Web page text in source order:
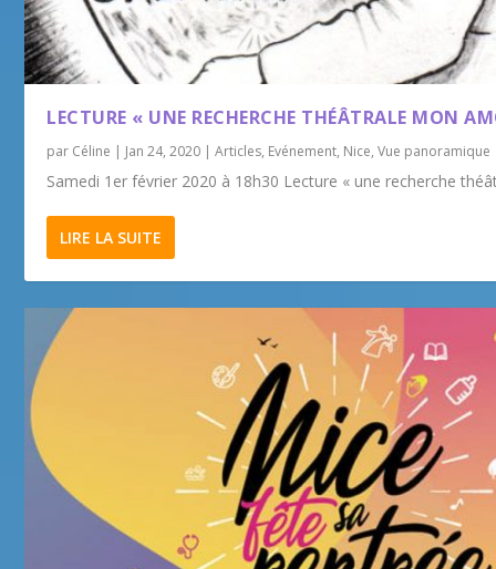
LECTURE « UNE RECHERCHE THÉÂTRALE MON
par Céline | Jan 24, 2020 |Articles, Evénement, Nice,Vue panoramique
Samedi 1er février 2020 à 18h30 Lecture « une recherche
LIRE LA SUITE